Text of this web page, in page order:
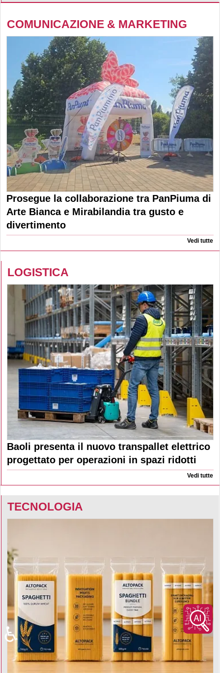
COMUNICAZIONE & MARKETING
Prosegue la collaborazione tra PanPiuma di
Arte Bianca e Mirabilandia tra gusto e
divertimento
Vedi tutte
LOGISTICA
Baoli presenta il nuovo transpallet elettrico
progettato per operazioni in spazi ridotti
Vedi tutte
TECNOLOGIA